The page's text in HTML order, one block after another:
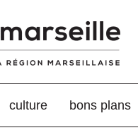
culture bons plans